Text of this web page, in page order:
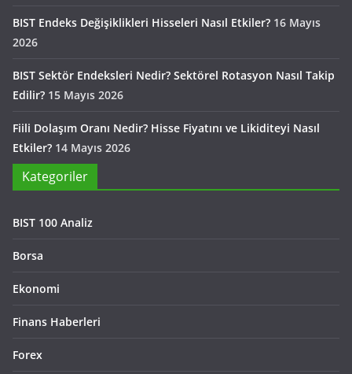
BIST Endeks Değişiklikleri Hisseleri Nasıl Etkiler? 16 Mayıs
2026
BIST Sektör Endeksleri Nedir? Sektörel Rotasyon Nasıl Takip
Edilir? 15 Mayıs 2026
Fiili Dolaşım Oranı Nedir? Hisse Fiyatını ve Likiditeyi Nasıl
Etkiler? 14 Mayıs 2026
Kategoriler
BIST 100 Analiz
Borsa
Ekonomi
Finans Haberleri
Forex